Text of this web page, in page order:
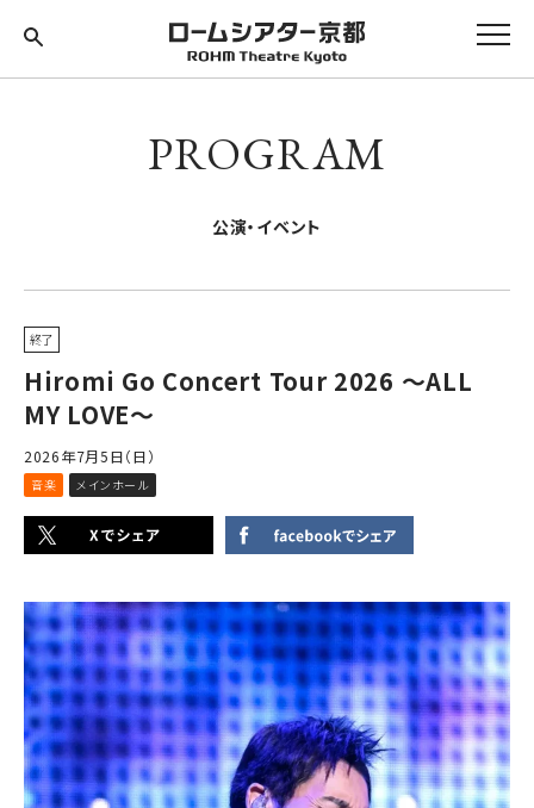
PROGRAM
公演・イベント
終了
Hiromi Go Concert Tour 2026 ～ALL
MY LOVE～
2026年7月5日（日）
音楽 メインホール